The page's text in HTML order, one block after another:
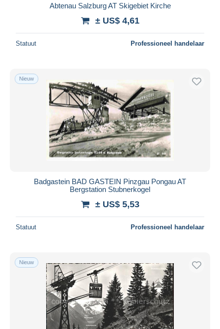
Abtenau Salzburg AT Skigebiet Kirche
± US$ 4,61
Statuut Professioneel handelaar
Nieuw
Badgastein BAD GASTEIN Pinzgau Pongau AT
Bergstation Stubnerkogel
± US$ 5,53
Statuut Professioneel handelaar
Nieuw